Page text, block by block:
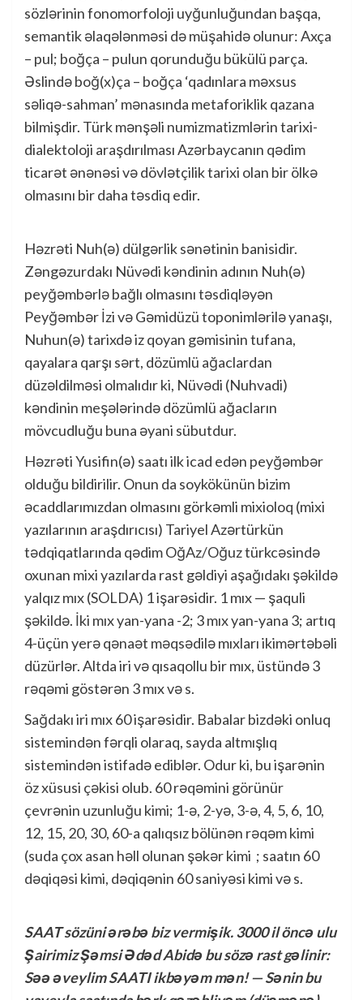
sözlərinin fonomorfoloji uyğunluğundan başqa,
semantik əlaqələnməsi də müşahidə olunur: Axça
– pul; boğça – pulun qorunduğu bükülü parça.
Əslində boğ(x)ça – boğça ‘qadınlara məxsus
səliqə-sahman’ mənasında metaforiklik qazana
bilmişdir. Türk mənşəli numizmatizmlərin tarixi-
dialektoloji araşdırılması Azərbaycanın qədim
ticarət ənənəsi və dövlətçilik tarixi olan bir ölkə
olmasını bir daha təsdiq edir.
Həzrəti Nuh(ə) dülgərlik sənətinin banisidir.
Zəngəzurdakı Nüvədi kəndinin adının Nuh(ə)
peyğəmbərlə bağlı olmasını təsdiqləyən
Peyğəmbər İzi və Gəmidüzü toponimlərilə yanaşı,
Nuhun(ə) tarixdə iz qoyan gəmisinin tufana,
qayalara qarşı sərt, dözümlü ağaclardan
düzəldilməsi olmalıdır ki, Nüvədi (Nuhvadi)
kəndinin meşələrində dözümlü ağacların
mövcudluğu buna əyani sübutdur.
Həzrəti Yusifin(ə) saatı ilk icad edən peyğəmbər
olduğu bildirilir. Onun da soykökünün bizim
əcaddlarımızdan olmasını görkəmli mixioloq (mixi
yazılarının araşdırıcısı) Tariyel Azərtürkün
tədqiqatlarında qədim OğAz/Oğuz türkcəsində
oxunan mixi yazılarda rast gəldiyi aşağıdakı şəkildə
yalqız mıx (SOLDA) 1 işarəsidir. 1 mıx — şaquli
şəkildə. İki mıx yan-yana -2; 3 mıx yan-yana 3; artıq
4-üçün yerə qənaət məqsədilə mıxları ikimərtəbəli
düzürlər. Altda iri və qısaqollu bir mıx, üstündə 3
rəqəmi göstərən 3 mıx və s.
Sağdakı iri mıx 60 işarəsidir. Babalar bizdəki onluq
sistemindən fərqli olaraq, sayda altmışlıq
sistemindən istifadə ediblər. Odur ki, bu işarənin
öz xüsusi çəkisi olub. 60 rəqəmini görünür
çevrənin uzunluğu kimi; 1-ə, 2-yə, 3-ə, 4, 5, 6, 10,
12, 15, 20, 30, 60-a qalıqsız bölünən rəqəm kimi
(suda çox asan həll olunan şəkər kimi ; saatın 60
dəqiqəsi kimi, dəqiqənin 60 saniyəsi kimi və s.
SAAT sözüni ərəbə biz vermişik. 3000 il öncə ulu
Şairimiz Şəmsi Ədəd Abidə bu sözə rast gəlinir:
Səə əveylim SAATI ikbəyəm mən! — Sənin bu